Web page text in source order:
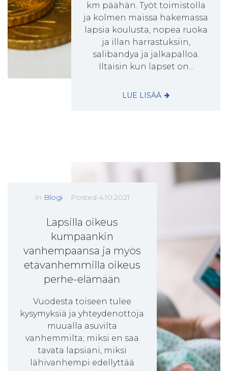
km päähän. Työt toimistolla
ja kolmen maissa hakemassa
lapsia koulusta, nopea ruoka
ja illan harrastuksiin,
salibandya ja jalkapalloa.
Iltaisin kun lapset on...
LUE LISÄÄ
In Blogi Posted 4.10.2021
Lapsilla oikeus
kumpaankin
vanhempaansa ja myös
etävanhemmilla oikeus
perhe-elämään
Vuodesta toiseen tulee
kysymyksiä ja yhteydenottoja
muualla asuvilta
vanhemmilta; miksi en saa
tavata lapsiani, miksi
lähivanhempi edellyttää